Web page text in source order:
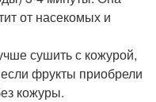
от насекомых и
сушить с кожурой,
фрукты приобрели
кожуры.